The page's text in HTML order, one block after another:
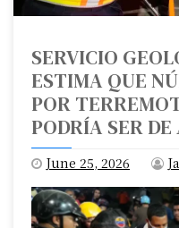
SERVICIO
ESTIMA QUE
POR
PODRÍA SER
June 25, 2026